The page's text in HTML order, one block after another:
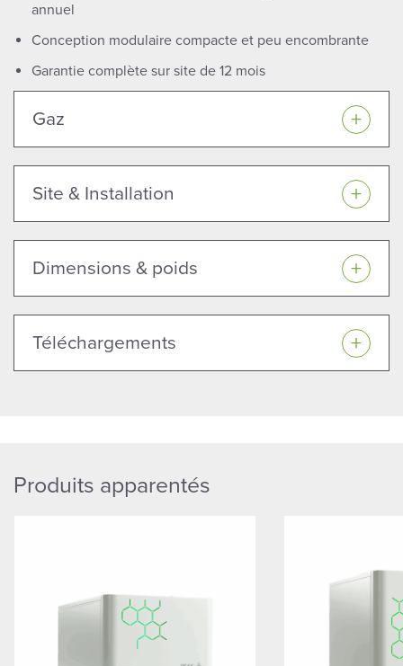
annuel
Conception modulaire compacte et peu encombrante
Garantie complète sur site de 12 mois
Gaz
Site & Installation
Dimensions & poids
Téléchargements
Produits apparentés